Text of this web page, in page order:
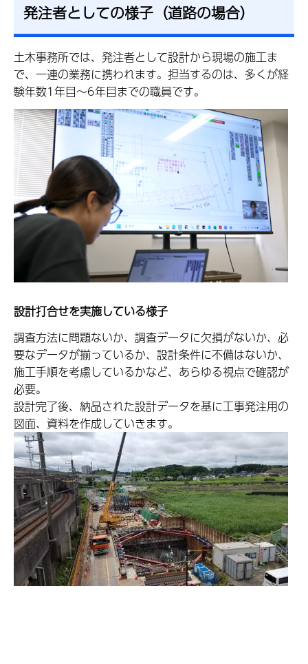
発注者としての様子（道路の場合）
土木事務所では、発注者として設計から現場の施工ま
で、一連の業務に携われます。担当するのは、多くが経
験年数1年目～6年目までの職員です。
設計打合せを実施している様子
調査方法に問題ないか、調査データに欠損がないか、必
要なデータが揃っているか、設計条件に不備はないか、
施工手順を考慮しているかなど、あらゆる視点で確認が
必要。
設計完了後、納品された設計データを基に工事発注用の
図面、資料を作成していきます。